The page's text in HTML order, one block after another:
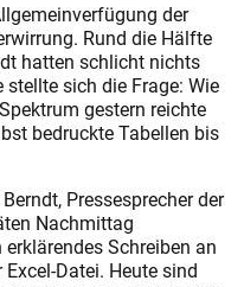
der
Rund die Hälfte
hatten schlicht nichts
sich die Frage: Wie
gestern reichte
bedruckte Tabellen bis
Pressesprecher der
Nachmittag
Schreiben an
Datei. Heute sind